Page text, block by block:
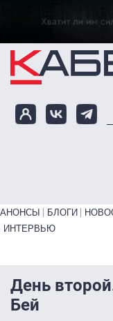
Перейти к
Primary links bottom
АНОНСЫ БЛОГИ
ИНТЕРВЬЮ
День
Бей